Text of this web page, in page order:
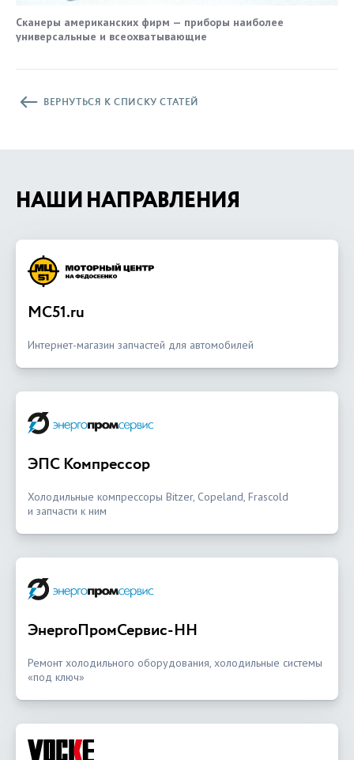
Сканеры американских фирм — приборы наиболее
универсальные и всеохватывающие
ВЕРНУТЬСЯ К СПИСКУ СТАТЕЙ
НАШИ НАПРАВЛЕНИЯ
MC51.ru
Интернет-магазин запчастей для автомобилей
ЭПС Компрессор
Холодильные компрессоры Bitzer, Copeland, Frascold
и запчасти к ним
ЭнергоПромСервис-НН
Ремонт холодильного оборудования, холодильные системы
«под ключ»